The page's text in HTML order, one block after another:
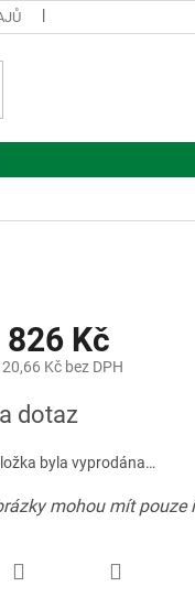
826 Kč
Kč bez DPH
dotaz
byla vyprodána…
mohou mít pouze